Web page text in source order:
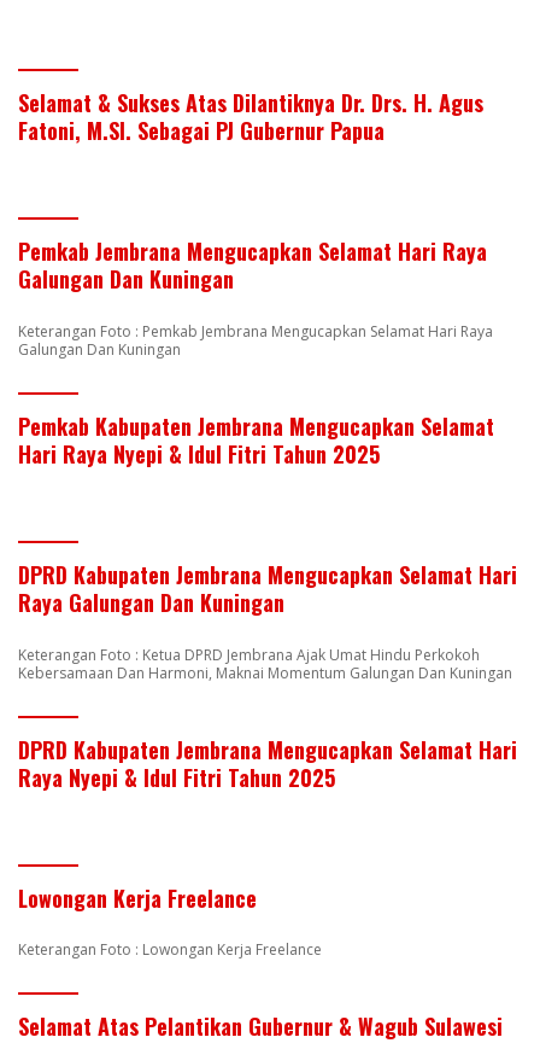
Selamat & Sukses Atas Dilantiknya Dr. Drs. H. Agus
Fatoni, M.SI. Sebagai PJ Gubernur Papua
Pemkab Jembrana Mengucapkan Selamat Hari Raya
Galungan Dan Kuningan
Keterangan Foto : Pemkab Jembrana Mengucapkan Selamat Hari Raya
Galungan Dan Kuningan
Pemkab Kabupaten Jembrana Mengucapkan Selamat
Hari Raya Nyepi & Idul Fitri Tahun 2025
DPRD Kabupaten Jembrana Mengucapkan Selamat Hari
Raya Galungan Dan Kuningan
Keterangan Foto : Ketua DPRD Jembrana Ajak Umat Hindu Perkokoh
Kebersamaan Dan Harmoni, Maknai Momentum Galungan Dan Kuningan
DPRD Kabupaten Jembrana Mengucapkan Selamat Hari
Raya Nyepi & Idul Fitri Tahun 2025
Lowongan Kerja Freelance
Keterangan Foto : Lowongan Kerja Freelance
Selamat Atas Pelantikan Gubernur & Wagub Sulawesi